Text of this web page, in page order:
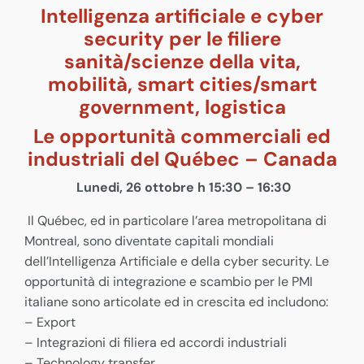
Intelligenza artificiale e cyber
security per le filiere
sanità/scienze della vita,
mobilità, smart cities/smart
government, logistica
Le opportunità commerciali ed
industriali del Québec – Canada
Lunedi, 26 ottobre h 15:30 – 16:30
Il Québec, ed in particolare l’area metropolitana di
Montreal, sono diventate capitali mondiali
dell’Intelligenza Artificiale e della cyber security. Le
opportunità di integrazione e scambio per le PMI
italiane sono articolate ed in crescita ed includono:
– Export
– Integrazioni di filiera ed accordi industriali